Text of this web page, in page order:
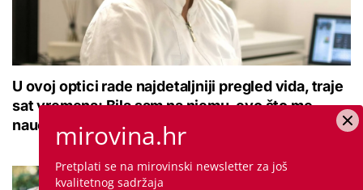
U ovoj optici rade najdetaljniji pregled vida, traje
sat vremena: Bila sam na njemu, evo što me
naučio mirovina.hr
Pretplati se na mirovinski newsletter za još
kvalitetnog sadržaja